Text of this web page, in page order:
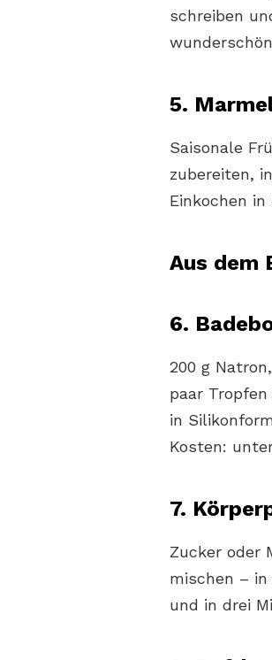
schreiben
5.
Saisonale
zubereiten,
Einkochen in
Aus dem
6.
200 g
paar
in
Kosten:
7.
Zucker oder
mischen –
und in drei